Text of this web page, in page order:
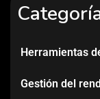
Herramientas
Gestión del